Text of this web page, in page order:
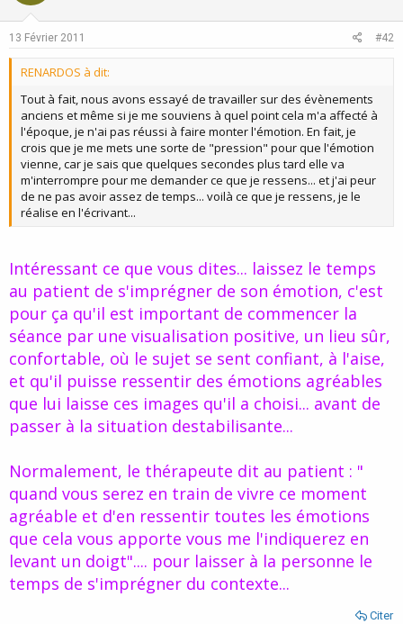
t
v
13 Février 2011 #42
RENARDOS à dit:
Tout à fait, nous avons essayé de travailler sur des évènements
anciens et même si je me souviens à quel point cela m'a affecté à
l'époque, je n'ai pas réussi à faire monter l'émotion. En fait, je
crois que je me mets une sorte de "pression" pour que l'émotion
vienne, car je sais que quelques secondes plus tard elle va
m'interrompre pour me demander ce que je ressens... et j'ai peur
de ne pas avoir assez de temps... voilà ce que je ressens, je le
réalise en l'écrivant...
Intéressant ce que vous dites... laissez le temps
au patient de s'imprégner de son émotion, c'est
pour ça qu'il est important de commencer la
séance par une visualisation positive, un lieu sûr,
confortable, où le sujet se sent confiant, à l'aise,
et qu'il puisse ressentir des émotions agréables
que lui laisse ces images qu'il a choisi... avant de
passer à la situation destabilisante...
Normalement, le thérapeute dit au patient : "
quand vous serez en train de vivre ce moment
agréable et d'en ressentir toutes les émotions
que cela vous apporte vous me l'indiquerez en
levant un doigt".... pour laisser à la personne le
temps de s'imprégner du contexte...
Citer